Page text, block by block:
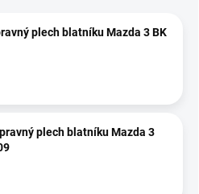
plech blatníku Mazda 3 BK
plech blatníku Mazda 3